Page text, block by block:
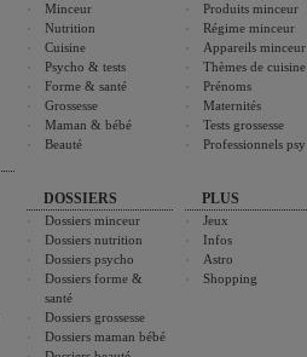
Minceur
Nutrition
Cuisine
Psycho & tests
Forme & santé
Grossesse
Maman & bébé
Beauté
DOSSIERS
Dossiers minceur
Dossiers nutrition
Dossiers psycho
Dossiers forme &
santé
Dossiers grossesse
Dossiers maman bébé
Produits minceur
Régime minceur
Appareils minceur
Thèmes de cuisine
Prénoms
Maternités
Tests grossesse
Professionnels psy
PLUS
Jeux
Infos
Astro
Shopping